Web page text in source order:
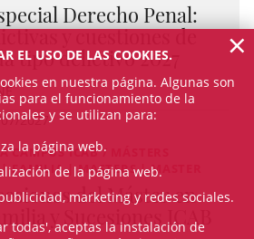
Derecho Penal:
y cuestiones de
tipo delictivo 2027
2027
CAMPUS ICAB / MÁSTERS
FAMILIA | MASTERS | MASTER
del Máster en
y Sucesiones ICAB
EL USO DE LAS COOKIES.
en nuestra página. Algunas son
para el funcionamiento de la
y se utilizan para:
la página web.
de la página web.
marketing y redes sociales.
todas', aceptas la instalación de
×